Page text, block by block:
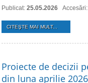
Publicat: 25.05.2026
CITEŞTE MAI MULT...
Proiecte de decizii
din luna aprilie 2026